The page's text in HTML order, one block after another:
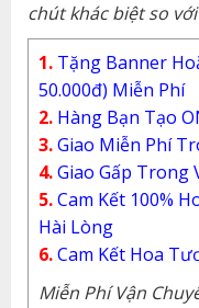
chút khác biệt so
1. Tặng Banner
50.000đ) Miễn Phí
2. Hàng Bạn Tạo
3.Giao Miễn Phí
4.Giao Gấp Trong
5.Cam Kết 100%
Hài Lòng
6.Cam Kết Hoa
Miễn Phí Vận